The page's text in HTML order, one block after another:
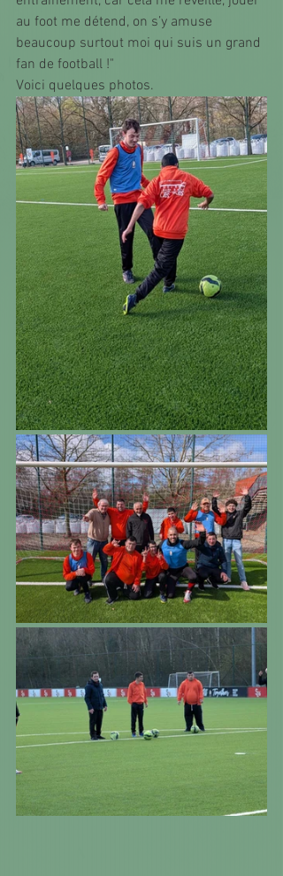
au foot me détend, on s’y amuse
beaucoup surtout moi qui suis un grand
fan de football !"
Voici quelques photos.